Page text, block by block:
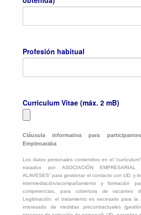
Profesión habitual
Curriculum Vitae (máx. 2 mB)
Cláusula informativa para
Empleoaraba
Los datos personales contenidos en el
tratados por ASOCIACIÓN EMPRESARIAL
ALAVESES” para gestionar el contacto con UD. y
intermediación/acompañamiento y formación
competencias, para cobertura de vacantes
Legitimación: el tratamiento es necesario para la
interesado de medidas precontractuales